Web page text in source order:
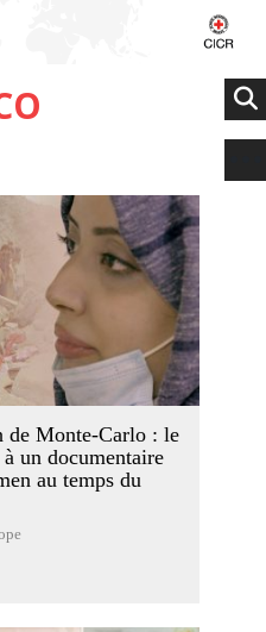
de Monte-Carlo : le
un documentaire
au temps du